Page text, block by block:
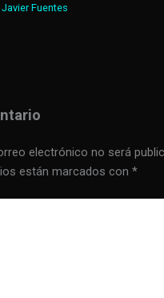
Javier Fuentes
electrónico no será
están marcados con *